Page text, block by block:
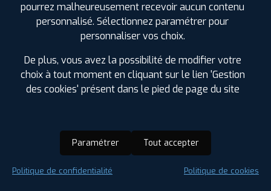
Runflat :Non
pourrez malheureusement recevoir aucun contenu
personnalisé. Sélectionnez paramétrer pour
personnaliser vos choix.
De plus, vous avez la possibilité de modifier votre
choix à tout moment en cliquant sur le lien 'Gestion
des cookies' présent dans le pied de page du site
Paramétrer Tout accepter
Politique de confidentialité Politique de cookies